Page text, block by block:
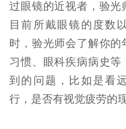
过眼镜的近视者，验光
目前所戴眼镜的度数
时，验光师会了解你的
习惯、眼科疾病病史等
到的问题，比如是看
行，是否有视觉疲劳的现